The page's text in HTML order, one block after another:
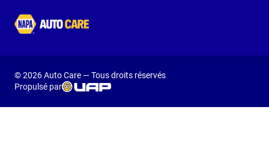
Autocare
© 2026 Auto Care — Tous droits réservés
Propulsé par